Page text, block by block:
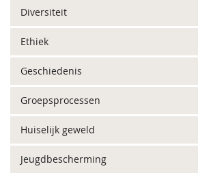
Diversiteit
Ethiek
Geschiedenis
Groepsprocessen
Huiselijk geweld
Jeugdbescherming